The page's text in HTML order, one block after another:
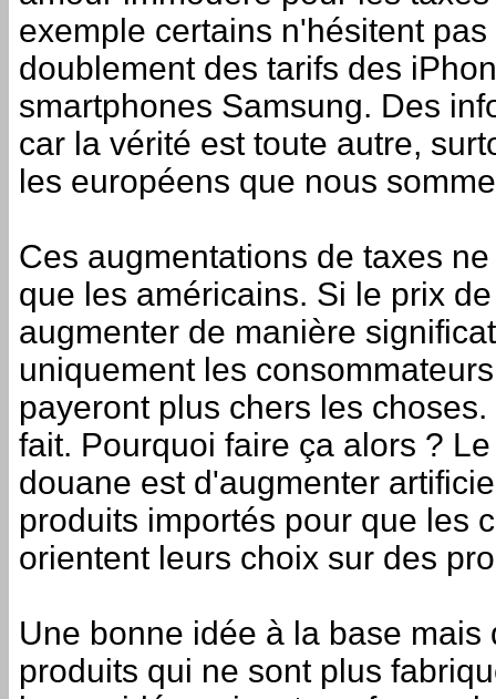
exemple certains n'hésitent
doublement des tarifs des
smartphones Samsung. Des
car la vérité est toute autre,
les européens que nous
Ces augmentations de taxes
que les américains. Si le prix
augmenter de manière
uniquement les
payeront plus chers les
fait. Pourquoi faire ça alors ?
douane est d'augmenter
produits importés pour que les
orientent leurs choix sur des
Une bonne idée à la base mais
produits qui ne sont plus